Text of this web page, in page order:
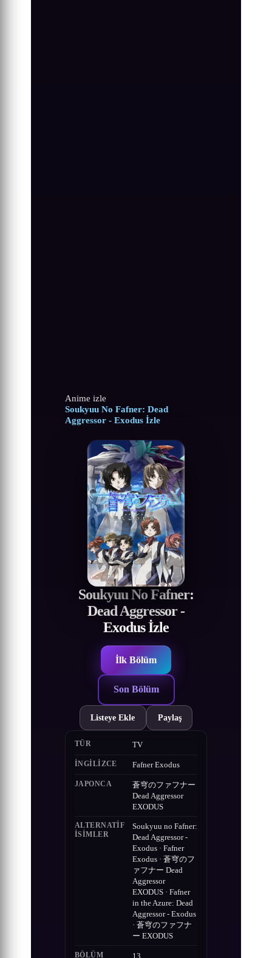
Anime izle
Soukyuu No Fafner: Dead
Aggressor - Exodus İzle
Soukyuu No Fafner:
Dead Aggressor -
Exodus İzle
İlk Bölüm
Son Bölüm
Listeye Ekle Paylaş
TÜR TV
İNGILIZCE Fafner Exodus
JAPONCA
蒼穹のファフナー
Dead Aggressor
EXODUS
ALTERNATIF
ISIMLER
Soukyuu no Fafner:
Dead Aggressor -
Exodus · Fafner
Exodus · 蒼穹のフ
ァフナー Dead
Aggressor
EXODUS · Fafner
in the Azure: Dead
Aggressor - Exodus
· 蒼穹のファフナ
ー EXODUS
BÖLÜM 13